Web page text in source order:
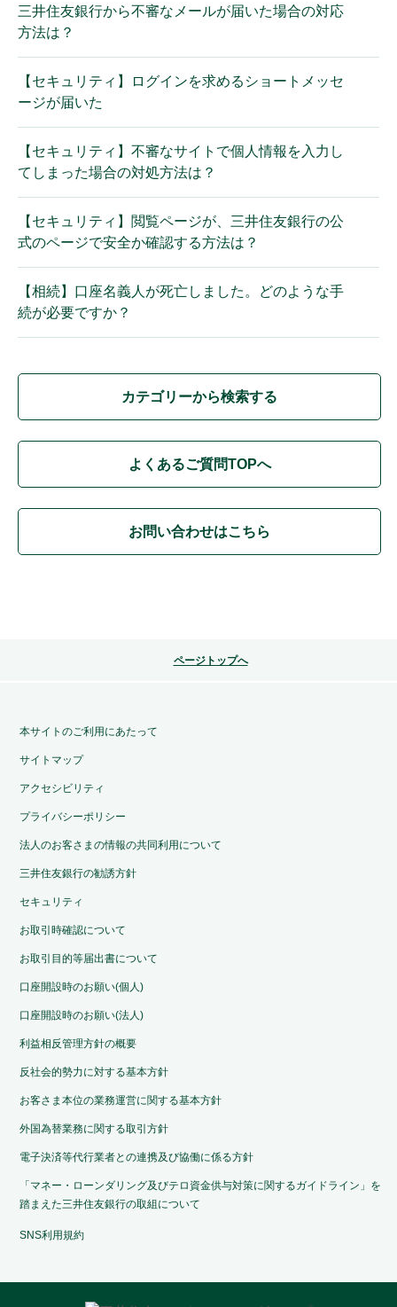
三井住友銀行から不審なメールが届いた場合の対応
方法は？
【セキュリティ】ログインを求めるショートメッセ
ージが届いた
【セキュリティ】不審なサイトで個人情報を入力し
てしまった場合の対処方法は？
【セキュリティ】閲覧ページが、三井住友銀行の公
式のページで安全か確認する方法は？
【相続】口座名義人が死亡しました。どのような手
続が必要ですか？
カテゴリーから検索する
よくあるご質問TOPへ
お問い合わせはこちら
ページトップへ
本サイトのご利用にあたって
サイトマップ
アクセシビリティ
プライバシーポリシー
法人のお客さまの情報の共同利用について
三井住友銀行の勧誘方針
セキュリティ
お取引時確認について
お取引目的等届出書について
口座開設時のお願い(個人)
口座開設時のお願い(法人)
利益相反管理方針の概要
反社会的勢力に対する基本方針
お客さま本位の業務運営に関する基本方針
外国為替業務に関する取引方針
電子決済等代行業者との連携及び協働に係る方針
「マネー・ローンダリング及びテロ資金供与対策に関するガイドライン」を
踏まえた三井住友銀行の取組について
SNS利用規約